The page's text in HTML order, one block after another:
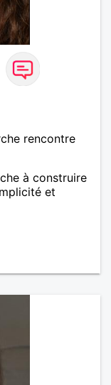
rencontre
à construire
et